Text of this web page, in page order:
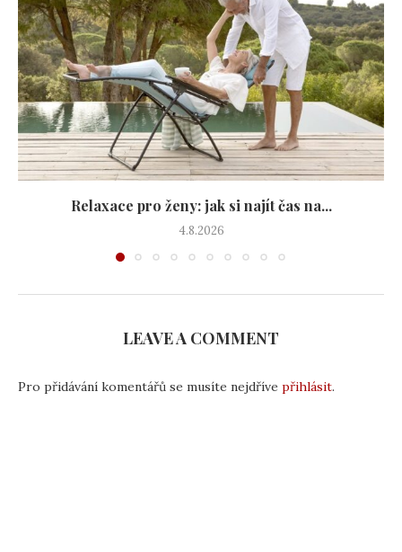
Relaxace pro ženy: jak si najít čas na...
4.8.2026
LEAVE A COMMENT
Pro přidávání komentářů se musíte nejdříve přihlásit.